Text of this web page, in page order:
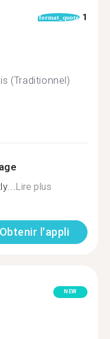
format_quote 1
(Traditionnel)
Lire plus
Obtenir l'appli
NEW